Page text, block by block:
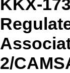
KKX-
2/